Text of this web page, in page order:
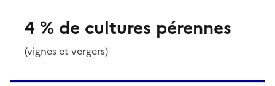
4 % de cultures pérennes
Description
(vignes et vergers)